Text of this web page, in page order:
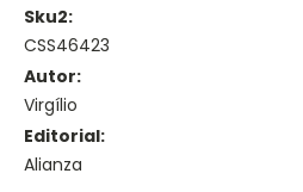
Sku2:
CSS46423
Autor:
Virgílio
Editorial:
Alianza